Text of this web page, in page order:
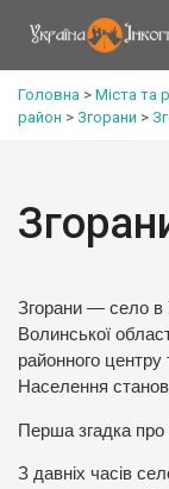
Головна > Міста та
район > Згорани >
Згорани — село в
Волинської
районного центру
Населення
Перша згадка про
З давніх часів